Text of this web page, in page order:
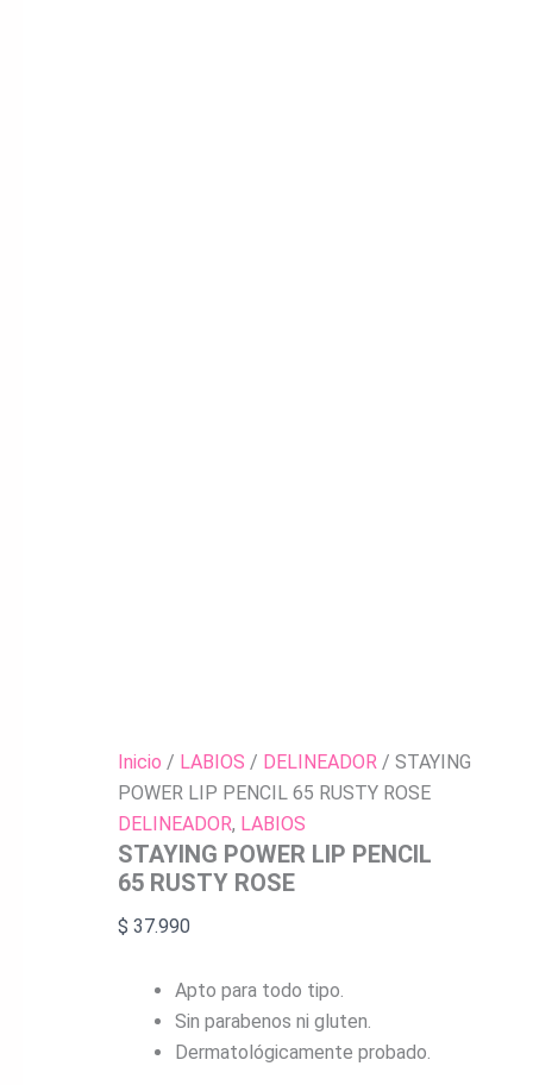
Inicio / LABIOS / DELINEADOR/ STAYING
POWER LIP PENCIL 65 RUSTY ROSE
DELINEADOR, LABIOS
STAYING POWER LIP PENCIL
65 RUSTY ROSE
$ 37.990
Apto para todo tipo.
Sin parabenos ni gluten.
Dermatológicamente probado.